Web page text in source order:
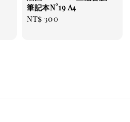
筆記本N°19 A4
Regular
NT$ 300